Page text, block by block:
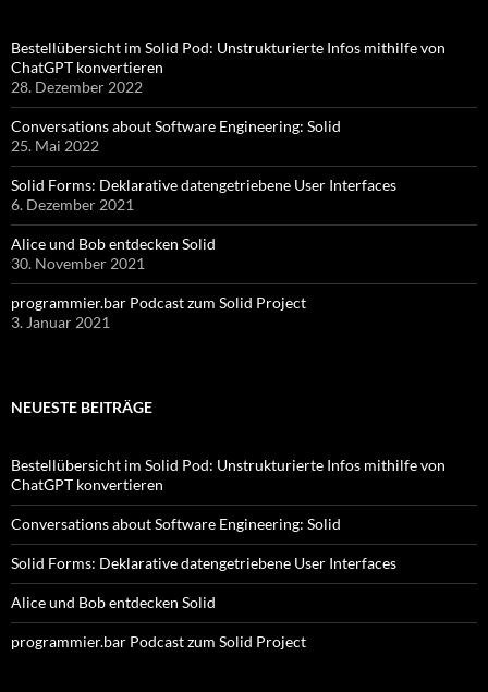
Bestellübersicht im Solid Pod: Unstrukturierte Infos mithilfe von
ChatGPT konvertieren
28. Dezember 2022
Conversations about Software Engineering: Solid
25. Mai 2022
Solid Forms: Deklarative datengetriebene User Interfaces
6. Dezember 2021
Alice und Bob entdecken Solid
30. November 2021
programmier.bar Podcast zum Solid Project
3. Januar 2021
NEUESTE BEITRÄGE
Bestellübersicht im Solid Pod: Unstrukturierte Infos mithilfe von
ChatGPT konvertieren
Conversations about Software Engineering: Solid
Solid Forms: Deklarative datengetriebene User Interfaces
Alice und Bob entdecken Solid
programmier.bar Podcast zum Solid Project